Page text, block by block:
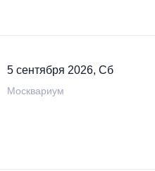
5 сентября 2026, Сб
Москвариум